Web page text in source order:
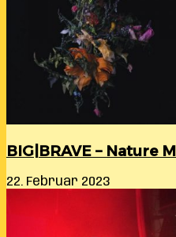
BIG|BRAVE – Nature
22. Februar 2023